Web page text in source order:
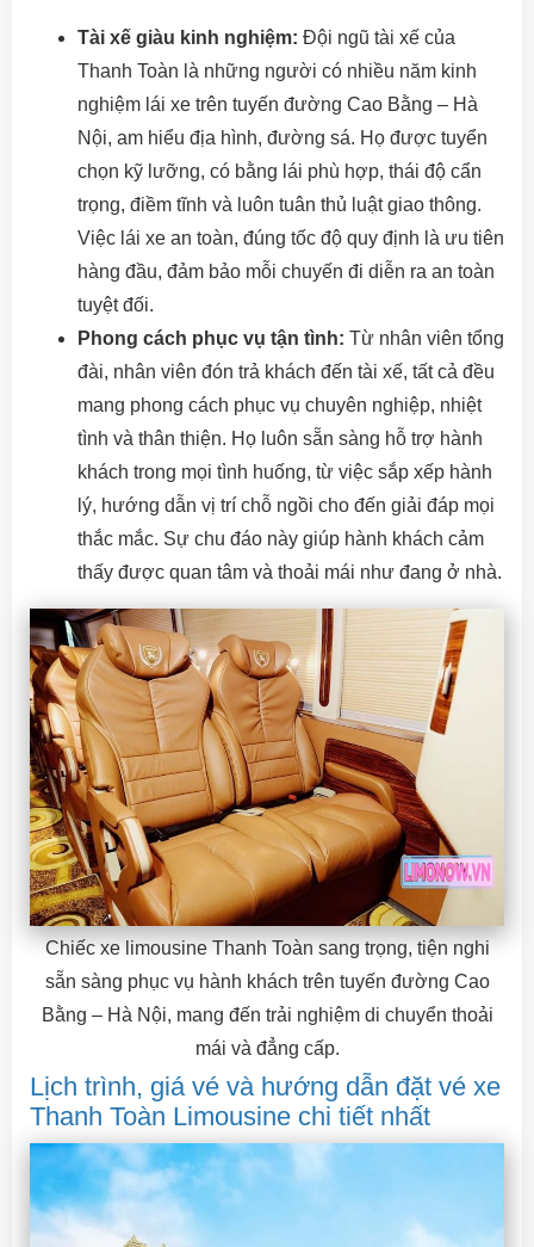
Tài xế giàu kinh nghiệm: Đội ngũ tài xế của
Thanh Toàn là những người có nhiều năm kinh
nghiệm lái xe trên tuyến đường Cao Bằng – Hà
Nội, am hiểu địa hình, đường sá. Họ được tuyển
chọn kỹ lưỡng, có bằng lái phù hợp, thái độ cẩn
trọng, điềm tĩnh và luôn tuân thủ luật giao thông.
Việc lái xe an toàn, đúng tốc độ quy định là ưu tiên
hàng đầu, đảm bảo mỗi chuyến đi diễn ra an toàn
tuyệt đối.
Phong cách phục vụ tận tình: Từ nhân viên tổng
đài, nhân viên đón trả khách đến tài xế, tất cả đều
mang phong cách phục vụ chuyên nghiệp, nhiệt
tình và thân thiện. Họ luôn sẵn sàng hỗ trợ hành
khách trong mọi tình huống, từ việc sắp xếp hành
lý, hướng dẫn vị trí chỗ ngồi cho đến giải đáp mọi
thắc mắc. Sự chu đáo này giúp hành khách cảm
thấy được quan tâm và thoải mái như đang ở nhà.
Chiếc xe limousine Thanh Toàn sang trọng, tiện nghi
sẵn sàng phục vụ hành khách trên tuyến đường Cao
Bằng – Hà Nội, mang đến trải nghiệm di chuyển thoải
mái và đẳng cấp.
Lịch trình, giá vé và hướng dẫn đặt vé xe
Thanh Toàn Limousine chi tiết nhất